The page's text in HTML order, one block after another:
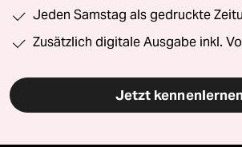
Jeden Samstag als gedruckte
Zusätzlich digitale Ausgabe inkl.
Jetzt kennenlernen